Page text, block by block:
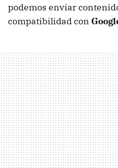
podemos enviar
compatibilidad con